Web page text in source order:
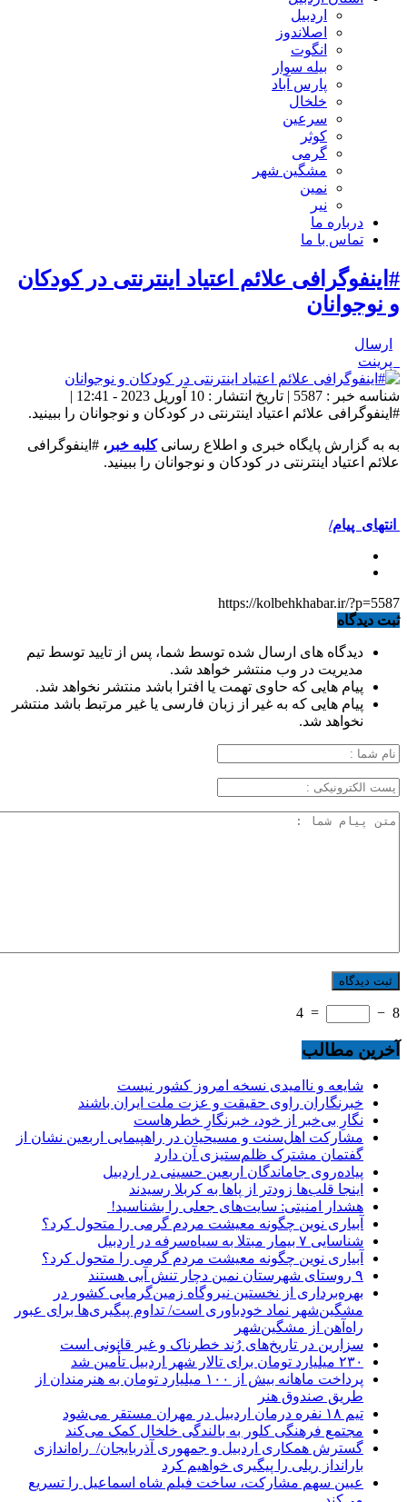
اردبیل
اصلاندوز
انگوت
بیله سوار
پارس آباد
خلخال
سرعین
کوثر
گرمی
مشگین شهر
نمین
نیر
درباره ما
تماس با ما
#اینفوگرافی علائم اعتیاد اینترنتی در کودکان
و نوجوانان
ارسال
پرینت
شناسه خبر : 5587 | تاریخ انتشار : 10 آوریل 2023 - 12:41 |
#اینفوگرافی علائم اعتیاد اینترنتی در کودکان و نوجوانان را ببینید.
به به گزارش پایگاه خبری و اطلاع رسانی کلبه خبر ، #اینفوگرافی
علائم اعتیاد اینترنتی در کودکان و نوجوانان را ببینید.
انتهای پیام/
https://kolbehkhabar.ir/?p=5587
ثبت دیدگاه
دیدگاه های ارسال شده توسط شما، پس از تایید توسط تیم
مدیریت در وب منتشر خواهد شد.
پیام هایی که حاوی تهمت یا افترا باشد منتشر نخواهد شد.
پیام هایی که به غیر از زبان فارسی یا غیر مرتبط باشد منتشر
نخواهد شد.
8
−
=
4
آخرین مطالب
شایعه و ناامیدی نسخه امروز کشور نیست
خبرنگاران راوی حقیقت و عزت ملت ایران باشند
نگارِ بی‌خبر از خود، خبرنگارِ خطرهاست
مشارکت اهل‌سنت و مسیحیان در راهپیمایی اربعین نشان از
گفتمان مشترک ظلم‌ستیزی آن دارد
پیاده‌روی جاماندگان اربعین حسینی در اردبیل
اینجا قلب‌ها زودتر از پاها به کربلا رسیدند
هشدار امنیتی: سایت‌های جعلی را بشناسید!
آبیاری نوین چگونه معیشت مردم گرمی را متحول کرد؟
شناسایی ۷ بیمار مبتلا به سیاه‌سرفه در اردبیل
آبیاری نوین چگونه معیشت مردم گرمی را متحول کرد؟
۹ روستای شهرستان نمین دچار تنش آبی هستند
بهره‌برداری از نخستین نیروگاه زمین‌گرمایی کشور در
مشگین‌شهر نماد خودباوری است/ تداوم پیگیری‌ها برای عبور
راه‌آهن از مشگین‌شهر
سزارین در تاریخ‌های رُند خطرناک و غیر قانونی است
۲۳۰ میلیارد تومان برای تالار شهر اردبیل تأمین شد
پرداخت ماهانه بیش از ۱۰۰ میلیارد تومان به هنرمندان از
طریق صندوق هنر
تیم ۱۸ نفره درمان اردبیل در مهران مستقر می‌شود
مجتمع فرهنگی کلور به بالندگی خلخال کمک می‌کند
گسترش همکاری اردبیل و جمهوری آذربایجان/ راه‌اندازی
بارانداز ریلی را پیگیری خواهیم کرد
عیین سهم مشارکت، ساخت فیلم شاه‌ اسماعیل را تسریع